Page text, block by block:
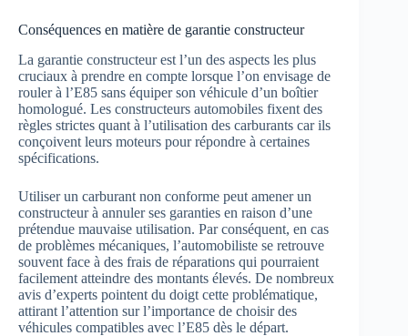
Conséquences en matière de garantie constructeur
La garantie constructeur est l’un des aspects les plus
cruciaux à prendre en compte lorsque l’on envisage de
rouler à l’E85 sans équiper son véhicule d’un boîtier
homologué. Les constructeurs automobiles fixent des
règles strictes quant à l’utilisation des carburants car ils
conçoivent leurs moteurs pour répondre à certaines
spécifications.
Utiliser un carburant non conforme peut amener un
constructeur à annuler ses garanties en raison d’une
prétendue mauvaise utilisation. Par conséquent, en cas
de problèmes mécaniques, l’automobiliste se retrouve
souvent face à des frais de réparations qui pourraient
facilement atteindre des montants élevés. De nombreux
avis d’experts pointent du doigt cette problématique,
attirant l’attention sur l’importance de choisir des
véhicules compatibles avec l’E85 dès le départ.